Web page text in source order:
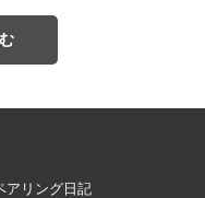
アリング日記